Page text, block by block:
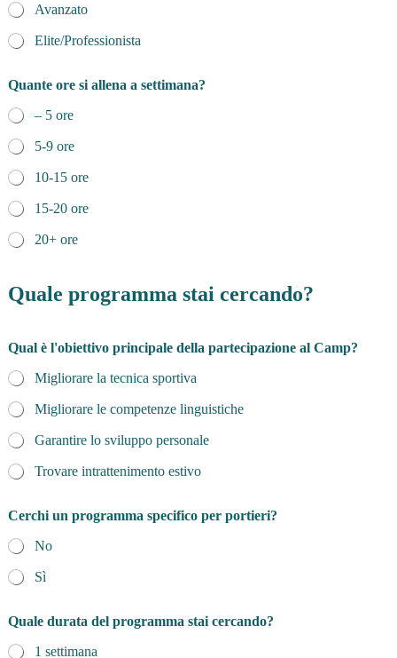
Avanzato
Elite/Professionista
Quante ore si allena a settimana?
– 5 ore
5-9 ore
10-15 ore
15-20 ore
20+ ore
r
o
a
m
m
a
Quale programma stai cercando?
Qual è l'obiettivo principale della partecipazione al Camp?
Migliorare la tecnica sportiva
Migliorare le competenze linguistiche
Garantire lo sviluppo personale
Trovare intrattenimento estivo
Cerchi un programma specifico per portieri?
No
Sì
Quale durata del programma stai cercando?
1 settimana